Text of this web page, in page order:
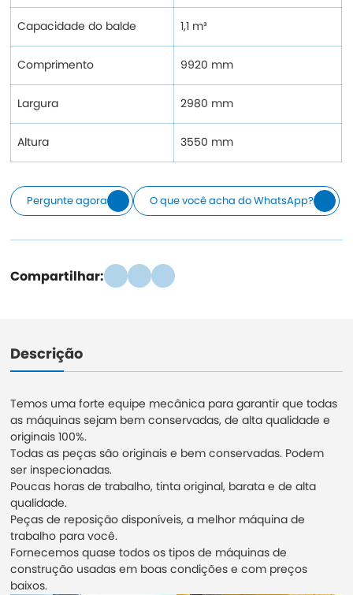
Capacidade do balde 1,1 m³
Comprimento 9920 mm
Largura 2980 mm
Altura 3550 mm
Pergunte agora O que você acha do WhatsApp?
Compartilhar:
Descrição
Temos uma forte equipe mecânica para garantir que todas
as máquinas sejam bem conservadas, de alta qualidade e
originais 100%.
Todas as peças são originais e bem conservadas. Podem
ser inspecionadas.
Poucas horas de trabalho, tinta original, barata e de alta
qualidade.
Peças de reposição disponíveis, a melhor máquina de
trabalho para você.
Fornecemos quase todos os tipos de máquinas de
construção usadas em boas condições e com preços
baixos.